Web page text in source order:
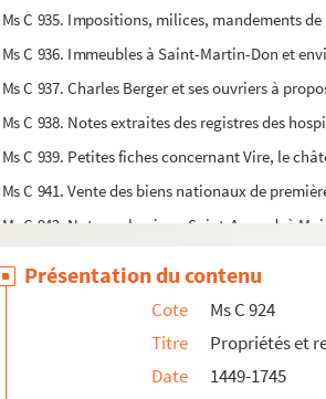
Ms C 935. Impositions, milices, mandements
Ms C 936. Immeubles à Saint-Martin-Don et
Ms C 937. Charles Berger et ses ouvriers à
Ms C 938. Notes extraites des registres des
Ms C 939. Petites fiches concernant Vire, le
Ms C 941. Vente des biens nationaux de
Ms C 942. Note sur la pierre Saint-Amand, à
Ms C 944. Lettre de A. Pl. Jörimann, pasteur
Présentation du contenu
Cote
Ms C 924
Titre
Propriétés et
Date
1449-1745